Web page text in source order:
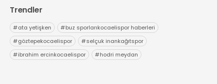
Trendler
#ata yetişken #buz sporlarıkocaelispor haberleri
#göztepekocaelispor #selçuk inankağıtspor
#ibrahim ercinkocaelispor #hodri meydan